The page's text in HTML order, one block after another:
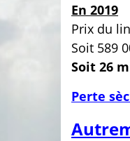
En 2019
Prix du
Soit 589
Soit 26
Perte